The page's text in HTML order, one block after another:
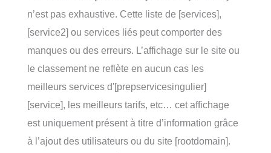
n’est pas exhaustive. Cette liste de [services],
[service2] ou services liés peut comporter des
manques ou des erreurs. L’affichage sur le site ou
le classement ne reflète en aucun cas les
meilleurs services d'[prepservicesingulier]
[service], les meilleurs tarifs, etc… cet affichage
est uniquement présent à titre d’information grâce
à l’ajout des utilisateurs ou du site [rootdomain].